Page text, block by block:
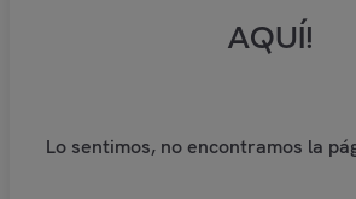
AQUÍ!
Lo sentimos, no encontramos la